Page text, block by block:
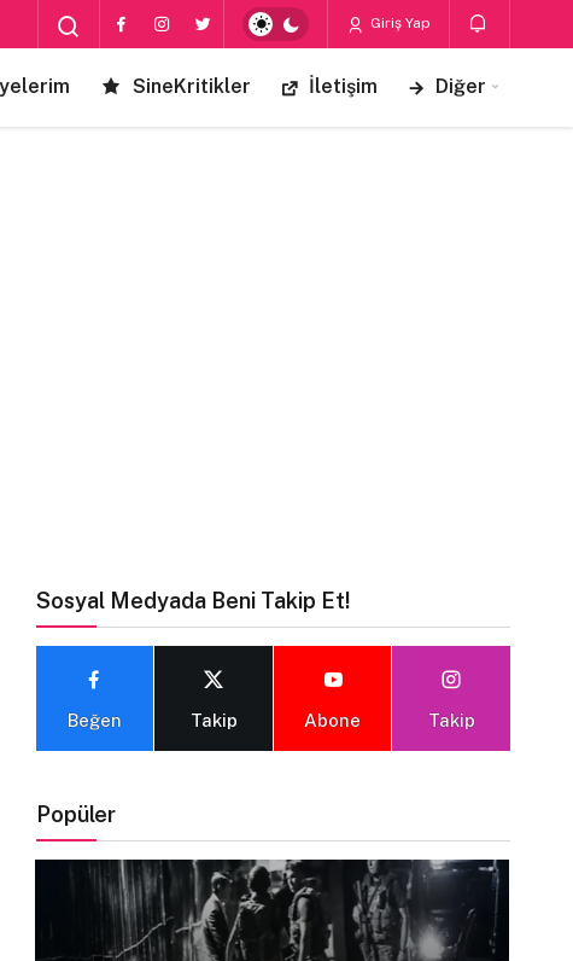
Giriş Yap
SineKritikler İletişim Diğer
Sosyal Medyada Beni Takip Et!
Beğen Takip Abone Takip
Popüler